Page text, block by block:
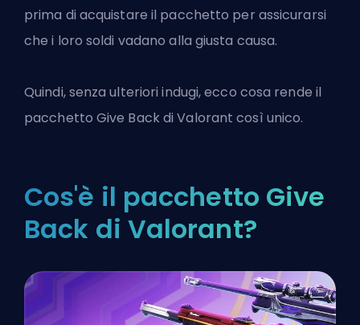
prima di acquistare il pacchetto per assicurarsi
che i loro soldi vadano alla giusta causa.
Quindi, senza ulteriori indugi, ecco cosa rende il
pacchetto Give Back di Valorant così unico.
Cos'è il pacchetto Give
Back di Valorant?